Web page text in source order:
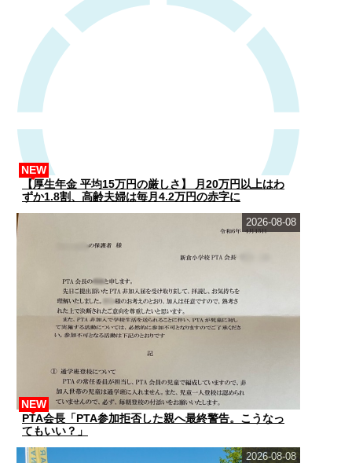
【厚生年金 平均15万円の厳しさ】 月20万円以上はわ
ずか1.8割、高齢夫婦は毎月4.2万円の赤字に
NEW
PTA会長「PTA参加拒否した親へ最終警告。こうなっ
てもいい？」
NEW
2026-08-08
2026-08-08